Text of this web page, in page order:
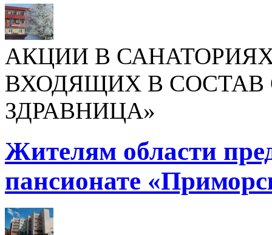
АКЦИИ В
ВХОДЯЩИХ В СОСТАВ
ЗДРАВНИЦА»
Жителям области
пансионате